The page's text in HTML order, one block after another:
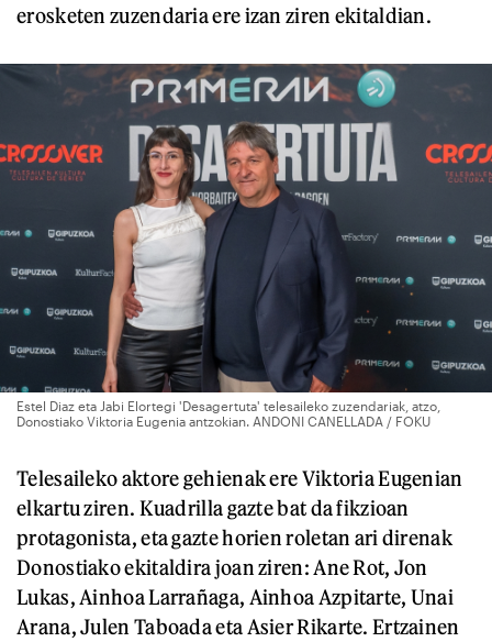
erosketen zuzendaria ere izan ziren ekitaldian.
Estel Diaz eta Jabi Elortegi 'Desagertuta' telesaileko zuzendariak, atzo,
Donostiako Viktoria Eugenia antzokian. ANDONI CANELLADA / FOKU
Telesaileko aktore gehienak ere Viktoria Eugenian
elkartu ziren. Kuadrilla gazte bat da fikzioan
protagonista, eta gazte horien roletan ari direnak
Donostiako ekitaldira joan ziren: Ane Rot, Jon
Lukas, Ainhoa Larrañaga, Ainhoa Azpitarte, Unai
Arana, Julen Taboada eta Asier Rikarte. Ertzainen